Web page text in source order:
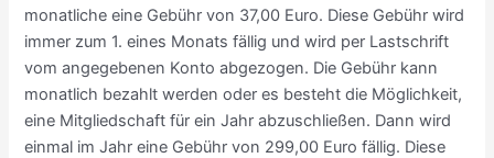
monatliche eine Gebühr von 37,00 Euro. Diese Gebühr wird
immer zum 1. eines Monats fällig und wird per Lastschrift
vom angegebenen Konto abgezogen. Die Gebühr kann
monatlich bezahlt werden oder es besteht die Möglichkeit,
eine Mitgliedschaft für ein Jahr abzuschließen. Dann wird
einmal im Jahr eine Gebühr von 299,00 Euro fällig. Diese